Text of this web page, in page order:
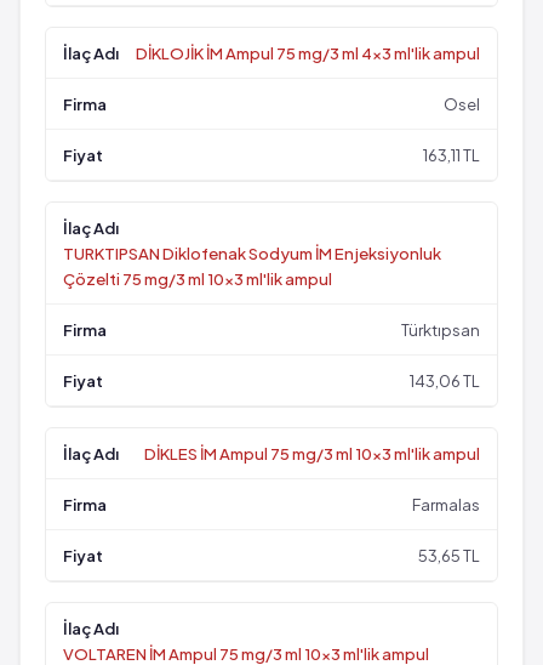
DİKLOJİK İM Ampul 75 mg/3 ml 4x3 ml'lik ampul
Osel
163,11 TL
TURKTIPSAN Diklofenak Sodyum İM Enjeksiyonluk
Çözelti 75 mg/3 ml 10x3 ml'lik ampul
Türktıpsan
143,06 TL
DİKLES İM Ampul 75 mg/3 ml 10x3 ml'lik ampul
Farmalas
53,65 TL
VOLTAREN İM Ampul 75 mg/3 ml 10x3 ml'lik ampul